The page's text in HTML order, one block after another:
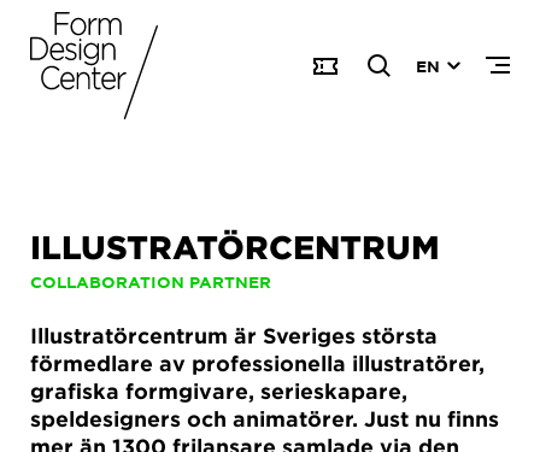
EN
ILLUSTRATÖRCENTRUM
COLLABORATION PARTNER
Illustratörcentrum är Sveriges största
förmedlare av professionella illustratörer,
grafiska formgivare, serieskapare,
speldesigners och animatörer. Just nu finns
mer än 1300 frilansare samlade via den